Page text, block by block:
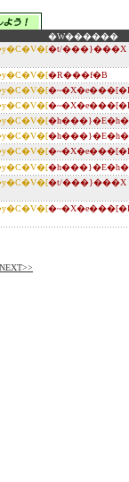
�W������
�t/���}���X
�R���f�B
�t/���}���X
NEXT>>